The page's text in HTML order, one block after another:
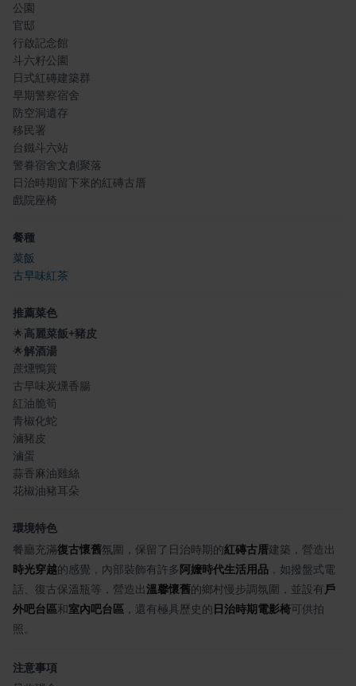
公園
官邸
行啟記念館
斗六籽公園
日式紅磚建築群
早期警察宿舍
防空洞遺存
移民署
台鐵斗六站
警眷宿舍文創聚落
日治時期留下來的紅磚古厝
戲院座椅
餐種
菜飯
古早味紅茶
推薦菜色
🌟高麗菜飯+豬皮
🌟解酒湯
蔗燻鴨賞
古早味炭燻香腸
紅油脆筍
青椒化蛇
滷豬皮
滷蛋
蒜香麻油雞絲
花椒油豬耳朵
環境特色
餐廳充滿復古懷舊氛圍，保留了日治時期的紅磚古厝建築，營造出
時光穿越的感覺，內部裝飾有許多 阿嬤時代生活用品 ，如撥盤式電
話、復古保溫瓶等，營造出溫馨懷舊的鄉村慢步調氛圍，並設有 戶
外吧台區和室內吧台區 ，還有極具歷史的 日治時期電影椅可供拍
照。
注意事項